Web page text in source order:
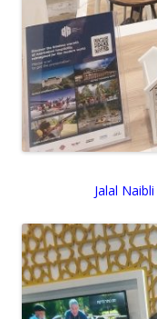
Jalal Naibli